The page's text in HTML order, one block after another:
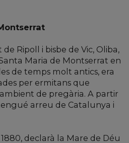
de Ripoll i bisbe de Vic, Oliba,
Maria de Montserrat en
de temps molt antics, era
per ermitans que
de pregària. A partir
arreu de Catalunya i
declarà la Mare de Déu